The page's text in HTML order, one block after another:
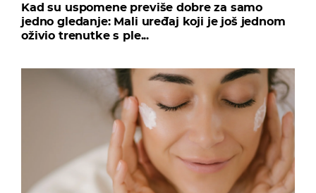
Kad su uspomene previše dobre za samo
jedno gledanje: Mali uređaj koji je još jednom
oživio trenutke s ple...